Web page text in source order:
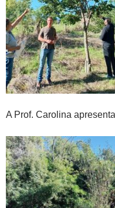
A Prof. Carolina